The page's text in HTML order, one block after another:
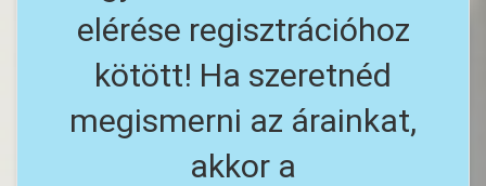
elérése regisztrációhoz
kötött! Ha szeretnéd
megismerni az árainkat,
akkor a